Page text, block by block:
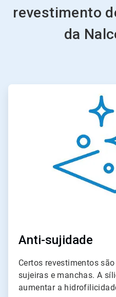
revestimento
da
ArticleTile
Anti-sujidade
Certos revestimentos
sujeiras e manchas. A
aumentar a